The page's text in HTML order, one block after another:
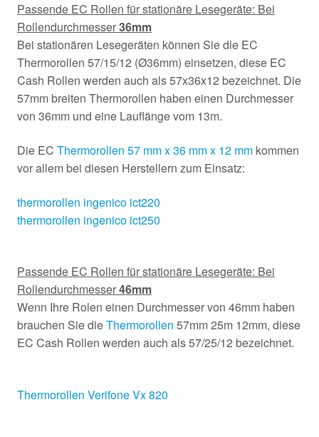
Passende EC Rollen für stationäre Lesegeräte: Bei
Rollendurchmesser36mm
Bei stationären Lesegeräten können Sie die EC
Thermorollen 57/15/12 (Ø36mm) einsetzen, diese EC
Cash Rollen werden auch als 57x36x12 bezeichnet. Die
57mm breiten Thermorollen haben einen Durchmesser
von 36mm und eine Lauflänge vom 13m.
Die EC Thermorollen 57 mm x 36 mm x 12 mm kommen
vor allem bei diesen Herstellern zum Einsatz:
thermorollen ingenico ict220
thermorollen ingenico ict250
Passende EC Rollen für stationäre Lesegeräte: Bei
Rollendurchmesser46mm
Wenn Ihre Rolen einen Durchmesser von 46mm haben
brauchen Sie dieThermorollen 57mm 25m 12mm, diese
EC Cash Rollen werden auch als 57/25/12 bezeichnet.
Thermorollen Verifone Vx 820